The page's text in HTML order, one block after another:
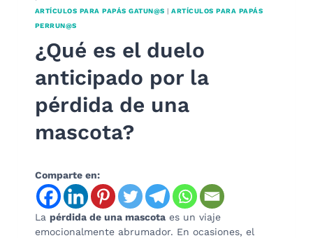
ARTÍCULOS PARA PAPÁS GATUN@S |ARTÍCULOS PARA PAPÁS
PERRUN@S
¿Qué es el duelo
anticipado por la
pérdida de una
mascota?
Comparte en:
La pérdida de una mascota es un viaje
emocionalmente abrumador. En ocasiones, el